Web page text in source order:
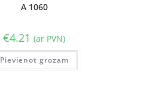
A 1060
€4.21 (ar PVN)
Pievienot grozam